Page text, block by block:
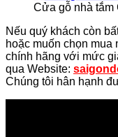
Cửa gỗ nhà tắm
Nếu quý khách còn
hoặc muốn chọn
chính hãng với mức
qua Website:
Chúng tôi hân hạnh